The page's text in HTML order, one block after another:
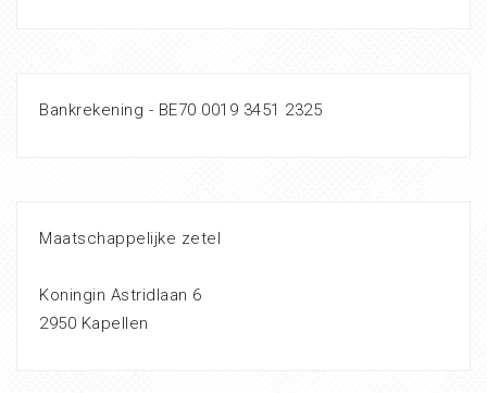
Bankrekening - BE70 0019 3451 2325
Maatschappelijke zetel
Koningin Astridlaan 6
2950 Kapellen